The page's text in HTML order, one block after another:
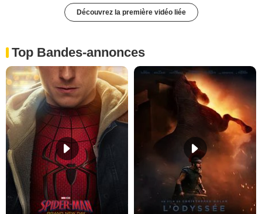
Découvrez la première vidéo liée
Top Bandes-annonces